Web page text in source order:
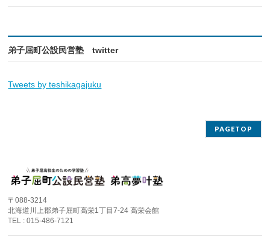
弟子屈町公設民営塾 twitter
Tweets by teshikagajuku
PAGETOP
〒088-3214
北海道川上郡弟子屈町高栄1丁目7-24 高栄会館
TEL : 015-486-7121